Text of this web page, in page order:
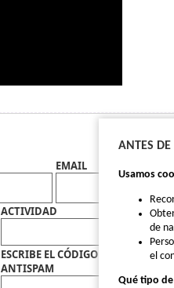
EMAIL
ACTIVIDAD
ESCRIBE EL CÓDIGO
ANTISPAM
ANTES
Usamos
de
el
Qué tipo